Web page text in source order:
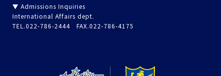
▼ Admissions Inquiries
International Affairs dept.
TEL.022-786-2444 FAX.022-786-4175